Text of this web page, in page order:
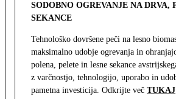
SODOBNO OGREVANJE NA DRVA,
SEKANCE
Tehnološko dovršene peči na lesno
maksimalno udobje ogrevanja in
polena, pelete in lesne sekance
z varčnostjo, tehnologijo, uporabo in
pametna investicija. Odkrijte več TUKAJ